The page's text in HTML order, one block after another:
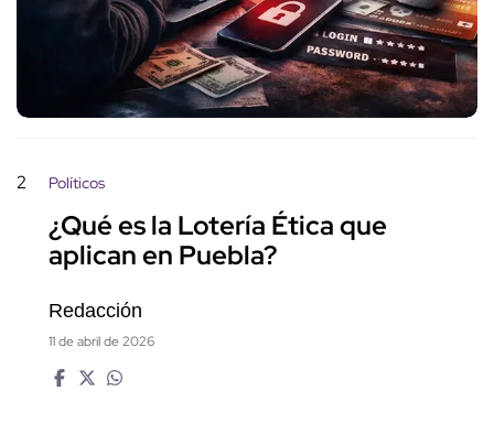
2 Políticos
¿Qué es la Lotería Ética que
aplican en Puebla?
Redacción
11 de abril de 2026